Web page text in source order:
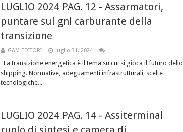
LUGLIO 2024 PAG. 12 - Assarmatori,
puntare sul gnl carburante della
transizione
GAM EDITORI luglio 31, 2024
La transizione energetica è il tema su cui si gioca il futuro dello
shipping. Normative, adeguamenti infrastrutturali, scelte
tecnologiche...
LUGLIO 2024 PAG. 14 - Assiterminal